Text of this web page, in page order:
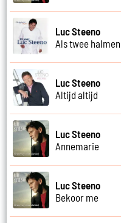
Luc Steeno
Als twee halmen
Luc Steeno
Altijd altijd
Luc Steeno
Annemarie
Luc Steeno
Bekoor me